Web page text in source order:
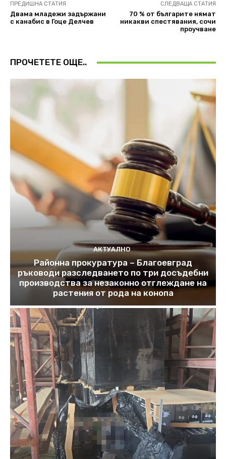
ПРЕДИШНА СТАТИЯ
Двама младежи задържани
с канабис в Гоце Делчев
СЛЕДВАЩА СТАТИЯ
70 % от българите нямат
никакви спестявания, сочи
проучване
ПРОЧЕТЕТЕ ОЩЕ..
АКТУАЛНО
Районна прокуратура – Благоевград
ръководи разследването по три досъдебни
производства за незаконно отглеждане на
растения от рода на конопа